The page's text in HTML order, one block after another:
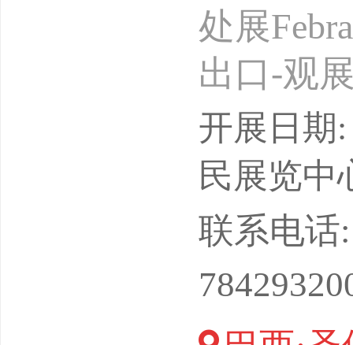
处展
出口-观
间待定）
心展会
单位：
婷可+VX
您节省
开展日期
民展览中
联系电话